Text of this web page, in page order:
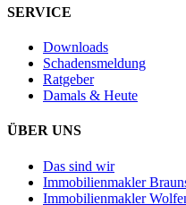
SERVICE
Downloads
Schadensmeldung
Ratgeber
Damals & Heute
ÜBER UNS
Das sind wir
Immobilienmakler
Immobilienmakler